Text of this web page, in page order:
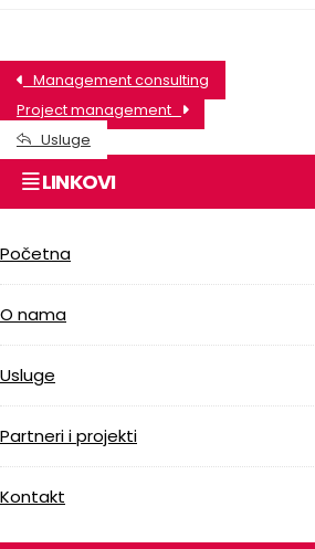
Management consulting
Project management
Usluge
LINKOVI
Početna
O nama
Usluge
Partneri i projekti
Kontakt